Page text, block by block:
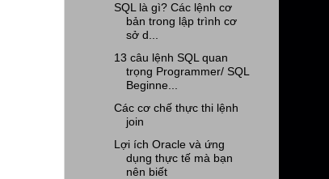
SQL là gì? Các lệnh cơ
bản trong lập trình cơ
sở d...
13 câu lệnh SQL quan
trọng Programmer/ SQL
Beginne...
Các cơ chế thực thi lệnh
join
Lợi ích Oracle và ứng
dụng thực tế mà bạn
nên biết